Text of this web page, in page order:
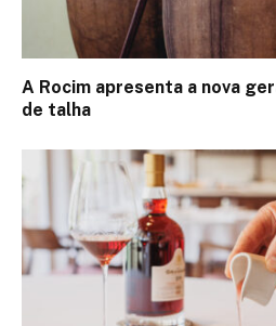
A Rocim apresenta a nova
de talha